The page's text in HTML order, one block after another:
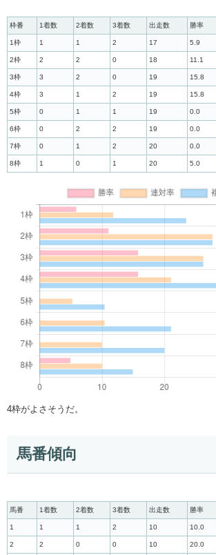
枠番 1着数 2着数 3着数 出走数 勝率
1枠 1 1 2 17 5.9
2枠 2 2 0 18 11.1
3枠 3 2 0 19 15.8
4枠 3 1 2 19 15.8
5枠 0 1 1 19 0.0
6枠 0 2 2 19 0.0
7枠 0 1 2 20 0.0
8枠 1 0 1 20 5.0
4枠がよさそうだ。
馬番傾向
馬番 1着数 2着数 3着数 出走数 勝率
1 1 1 2 10 10.0
2 2 0 0 10 20.0